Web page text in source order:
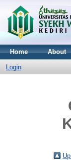
Home About
Login